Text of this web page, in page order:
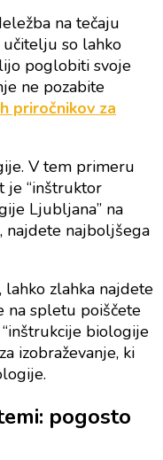
na tečaju
so lahko
poglobiti svoje
ne pozabite
priročnikov za
V tem primeru
je “inštruktor
Ljubljana” na
, najdete najboljšega
lahko zlahka najdete
na spletu poiščete
biologije
izobraževanje, ki
pogosto